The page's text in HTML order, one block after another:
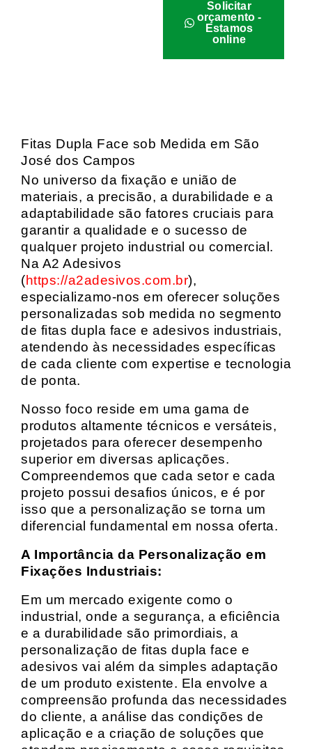
Solicitar
orçamento -
Estamos
online
Fitas Dupla Face sob Medida em São
José dos Campos
No universo da fixação e união de
materiais, a precisão, a durabilidade e a
adaptabilidade são fatores cruciais para
garantir a qualidade e o sucesso de
qualquer projeto industrial ou comercial.
Na A2 Adesivos
(https://a2adesivos.com.br),
especializamo-nos em oferecer soluções
personalizadas sob medida no segmento
de fitas dupla face e adesivos industriais,
atendendo às necessidades específicas
de cada cliente com expertise e tecnologia
de ponta.
Nosso foco reside em uma gama de
produtos altamente técnicos e versáteis,
projetados para oferecer desempenho
superior em diversas aplicações.
Compreendemos que cada setor e cada
projeto possui desafios únicos, e é por
isso que a personalização se torna um
diferencial fundamental em nossa oferta.
A Importância da Personalização em
Fixações Industriais:
Em um mercado exigente como o
industrial, onde a segurança, a eficiência
e a durabilidade são primordiais, a
personalização de fitas dupla face e
adesivos vai além da simples adaptação
de um produto existente. Ela envolve a
compreensão profunda das necessidades
do cliente, a análise das condições de
aplicação e a criação de soluções que